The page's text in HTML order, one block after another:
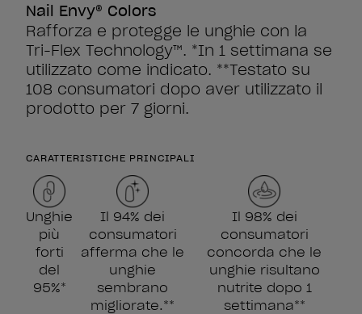
Nail Envy® Colors
Rafforza e protegge le unghie con la
Tri-Flex Technology™. *In 1 settimana se
utilizzato come indicato. **Testato su
108 consumatori dopo aver utilizzato il
prodotto per 7 giorni.
CARATTERISTICHE PRINCIPALI
Unghie
più
forti
del
95%*
Il 94% dei
consumatori
afferma che le
unghie
sembrano
migliorate.**
Il 98% dei
consumatori
concorda che le
unghie risultano
nutrite dopo 1
settimana**